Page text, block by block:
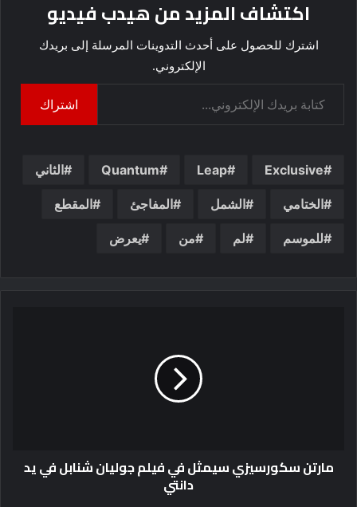
اكتشاف المزيد من هيدب فيديو
اشترك للحصول على أحدث التدوينات المرسلة إلى بريدك
الإلكتروني.
اشتراك
Exclusive
Leap
Quantum الثاني
الختامي الشمل المفاجئ المقطع
للموسم لم من يعرض
مارتن سكورسيزي سيمثل في فيلم جوليان شنابل في يد
دانتي